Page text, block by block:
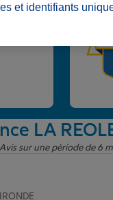
LA
Avis sur une période de 6
et identifiants